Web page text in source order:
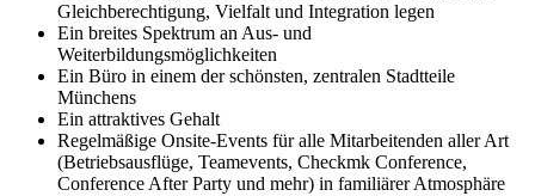
Gleichberechtigung, Vielfalt und Integration legen
Ein breites Spektrum an Aus- und
Weiterbildungsmöglichkeiten
Ein Büro in einem der schönsten, zentralen Stadtteile
Münchens
Ein attraktives Gehalt
Regelmäßige Onsite-Events für alle Mitarbeitenden aller Art
(Betriebsausflüge, Teamevents, Checkmk Conference,
Conference After Party und mehr) in familiärer Atmosphäre